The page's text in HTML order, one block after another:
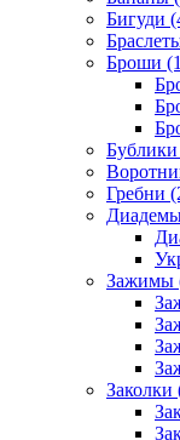
Бигуди
Броши
Гребни
Зажимы
Заколки